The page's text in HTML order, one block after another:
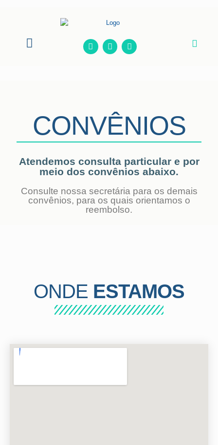
CONVÊNIOS
Atendemos consulta particulare por
meio dos convênios abaixo.
Consulte nossa secretária para os demais
convênios, para os quais orientamos o
reembolso.
ONDE ESTAMOS